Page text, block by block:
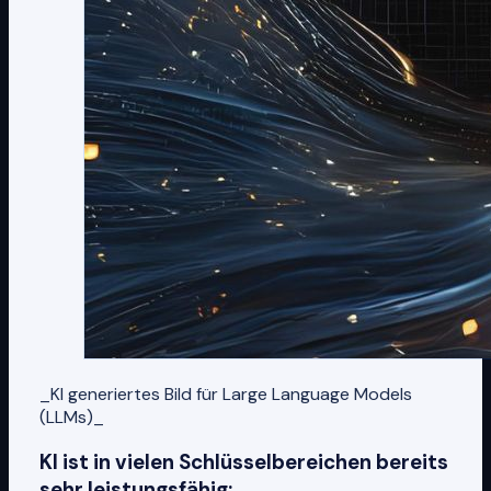
_KI generiertes Bild für Large Language Models
(LLMs)_
KI ist in vielen Schlüsselbereichen bereits